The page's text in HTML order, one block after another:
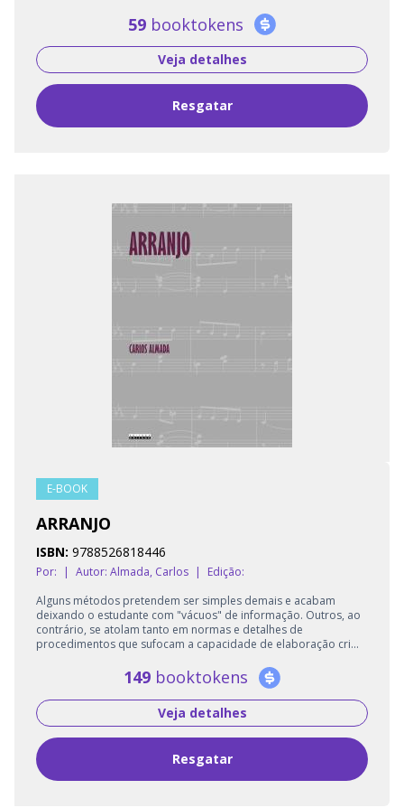
59 booktokens
Veja detalhes
Resgatar
E-BOOK
ARRANJO
ISBN: 9788526818446
Por: | Autor: Almada, Carlos |
Edição:
Alguns métodos pretendem ser simples demais e acabam
deixando o estudante com "vácuos" de informação. Outros, ao
contrário, se atolam tanto em normas e detalhes de
procedimentos que sufocam a capacidade de elaboração cri...
149 booktokens
Veja detalhes
Resgatar